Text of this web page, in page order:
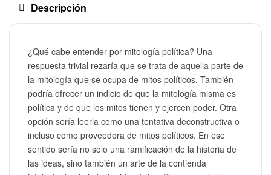
Descripción
¿Qué cabe entender por mitología política? Una
respuesta trivial rezaría que se trata de aquella parte de
la mitología que se ocupa de mitos políticos. También
podría ofrecer un indicio de que la mitología misma es
política y de que los mitos tienen y ejercen poder. Otra
opción sería leerla como una tentativa deconstructiva o
incluso como proveedora de mitos políticos. En ese
sentido sería no solo una ramificación de la historia de
las ideas, sino también un arte de la contienda